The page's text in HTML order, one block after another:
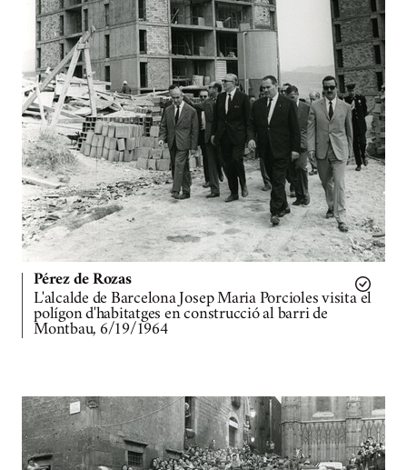
Pérez de Rozas
L'alcalde de Barcelona Josep Maria Porcioles visita el
polígon d'habitatges en construcció al barri de
Montbau, 6/19/1964